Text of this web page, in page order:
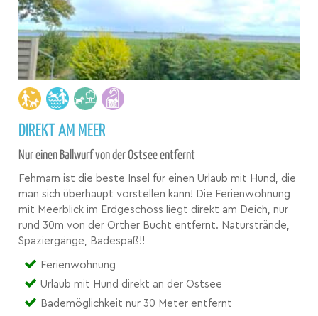
DIREKT AM MEER
Nur einen Ballwurf von der Ostsee entfernt
Fehmarn ist die beste Insel für einen Urlaub mit Hund, die
man sich überhaupt vorstellen kann! Die Ferienwohnung
mit Meerblick im Erdgeschoss liegt direkt am Deich, nur
rund 30m von der Orther Bucht entfernt. Naturstrände,
Spaziergänge, Badespaß!!
Ferienwohnung
Urlaub mit Hund direkt an der Ostsee
Bademöglichkeit nur 30 Meter entfernt